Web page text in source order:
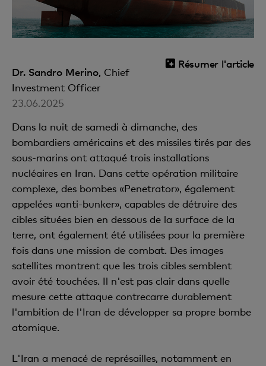
Résumer l'article
Dr. Sandro Merino, Chief
Investment Officer
23.06.2025
Dans la nuit de samedi à dimanche, des
bombardiers américains et des missiles tirés par des
sous-marins ont attaqué trois installations
nucléaires en Iran. Dans cette opération militaire
complexe, des bombes «Penetrator», également
appelées «anti-bunker», capables de détruire des
cibles situées bien en dessous de la surface de la
terre, ont également été utilisées pour la première
fois dans une mission de combat. Des images
satellites montrent que les trois cibles semblent
avoir été touchées. Il n'est pas clair dans quelle
mesure cette attaque contrecarre durablement
l'ambition de l'Iran de développer sa propre bombe
atomique.
L'Iran a menacé de représailles, notamment en